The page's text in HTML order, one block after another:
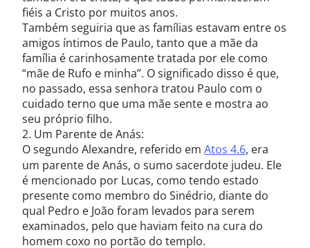
fiéis a Cristo por muitos anos.
Também seguiria que as famílias estavam entre os
amigos íntimos de Paulo, tanto que a mãe da
família é carinhosamente tratada por ele como
“mãe de Rufo e minha”. O significado disso é que,
no passado, essa senhora tratou Paulo com o
cuidado terno que uma mãe sente e mostra ao
seu próprio filho.
2. Um Parente de Anás:
O segundo Alexandre, referido em Atos 4.6, era
um parente de Anás, o sumo sacerdote judeu. Ele
é mencionado por Lucas, como tendo estado
presente como membro do Sinédrio, diante do
qual Pedro e João foram levados para serem
examinados, pelo que haviam feito na cura do
homem coxo no portão do templo.